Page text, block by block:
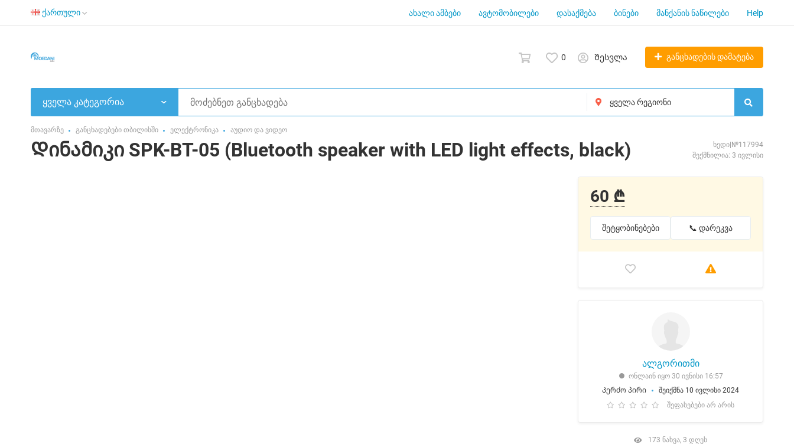
ქართული ახალი ამბები ავტომობილები დასაქმება ბინები მანქანის ნაწილები Help
0 Შესვლა განცხადების დამატება
ყველა კატეგორია
მთავარზე განცხადებები თბილისში ელექტრონიკა აუდიო და ვიდეო
Დინამიკი SPK-BT-05 (Bluetooth speaker with LED light effects, black)
ხედი|№117994
შექმნილია: 3 ივლისი
60 ₾
შეტყობინებები 📞 დარეკვა
ალგორითმი
ონლაინ იყო 30 ივნისი 16:57
Კერძო პირი
შეიქმნა 10 ივლისი 2024
შეფასებები არ არის
173 ნახვა, 3 დღეს